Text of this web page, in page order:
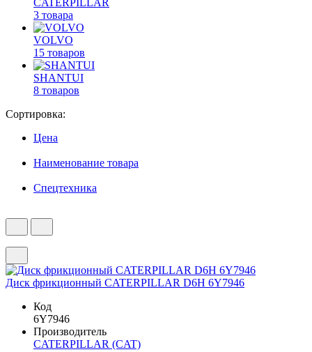
CATERPILLAR
3 товара
VOLVO
15 товаров
SHANTUI
8 товаров
Сортировка:
Цена
Наименование товара
Спецтехника
Диск фрикционный CATERPILLAR D6H 6Y7946
Код
6Y7946
Производитель
CATERPILLAR (CAT)